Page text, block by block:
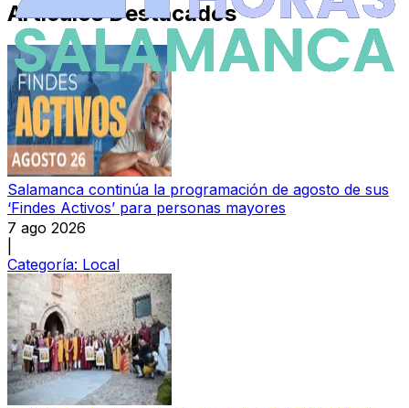
Artículos Destacados
Salamanca continúa la programación de agosto de sus
‘Findes Activos’ para personas mayores
7 ago 2026
Categoría: Local